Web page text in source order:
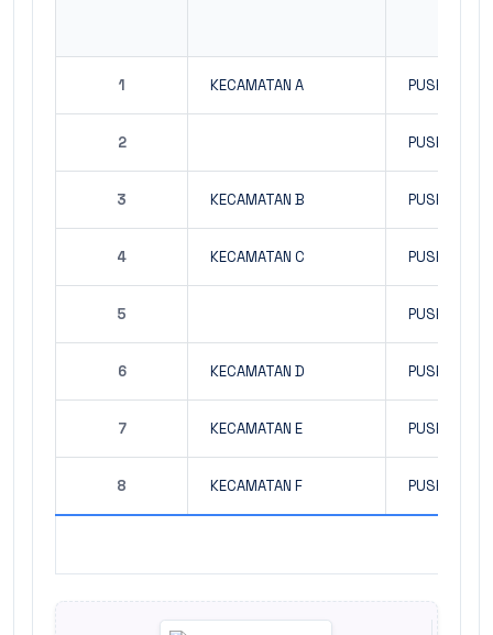
1 KECAMATAN A
2
3 KECAMATAN B
4 KECAMATAN C
5
6 KECAMATAN D
7 KECAMATAN E
8 KECAMATAN F